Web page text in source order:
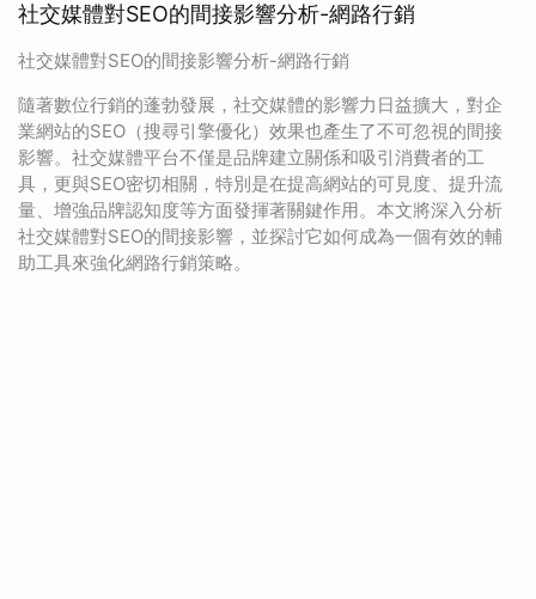
社交媒體對SEO的間接影響分析-網路行銷
社交媒體對SEO的間接影響分析-網路行銷
隨著數位行銷的蓬勃發展，社交媒體的影響力日益擴大，對企
業網站的SEO（搜尋引擎優化）效果也產生了不可忽視的間接
影響。社交媒體平台不僅是品牌建立關係和吸引消費者的工
具，更與SEO密切相關，特別是在提高網站的可見度、提升流
量、增強品牌認知度等方面發揮著關鍵作用。本文將深入分析
社交媒體對SEO的間接影響，並探討它如何成為一個有效的輔
助工具來強化網路行銷策略。